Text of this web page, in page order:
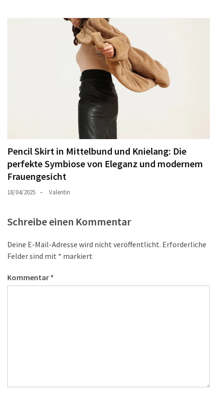
Pencil Skirt in Mittelbund und Knielang: Die
perfekte Symbiose von Eleganz und modernem
Frauengesicht
18/04/2025 Valentin
Schreibe einen Kommentar
Deine E-Mail-Adresse wird nicht veröffentlicht. Erforderliche
Felder sind mit * markiert
Kommentar *